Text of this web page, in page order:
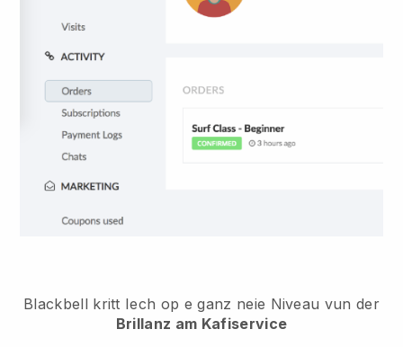
Blackbell kritt Iech op e ganz neie Niveau vun der
Brillanz am Kafiservice